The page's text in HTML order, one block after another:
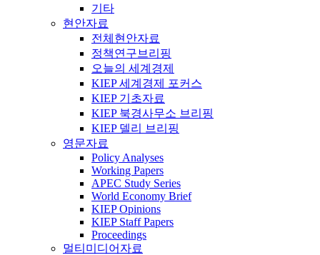
기타
현안자료
전체현안자료
정책연구브리핑
오늘의 세계경제
KIEP 세계경제 포커스
KIEP 기초자료
KIEP 북경사무소 브리핑
KIEP 델리 브리핑
영문자료
Policy Analyses
Working Papers
APEC Study Series
World Economy Brief
KIEP Opinions
KIEP Staff Papers
Proceedings
멀티미디어자료